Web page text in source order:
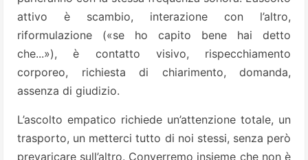
attivo è scambio, interazione con l’altro,
riformulazione («se ho capito bene hai detto
che...»), è contatto visivo, rispecchiamento
corporeo, richiesta di chiarimento, domanda,
assenza di giudizio.
L’ascolto empatico richiede un’attenzione totale, un
trasporto, un metterci tutto di noi stessi, senza però
prevaricare sull’altro. Converremo insieme che non è